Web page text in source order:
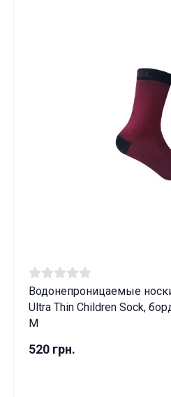
Водонепроницаемые
Ultra Thin Children Sock,
M
520 грн.